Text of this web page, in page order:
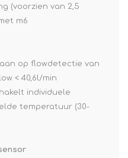
(voorzien van 2,5
m6
op flowdetectie van
< 40,6l/min
individuele
temperatuur (30-